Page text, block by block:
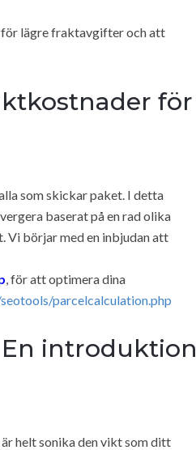
lägre fraktavgifter och att
för
som skickar paket. I detta
baserat på en rad olika
Vi börjar med en inbjudan att
, för att optimera dina
parcelcalculation.php
introduktion
helt sonika den vikt som ditt